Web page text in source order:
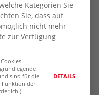
Kategorien Sie
Sie, dass auf
nicht mehr
zur Verfügung
sind für die
Funktion der
DETAILS